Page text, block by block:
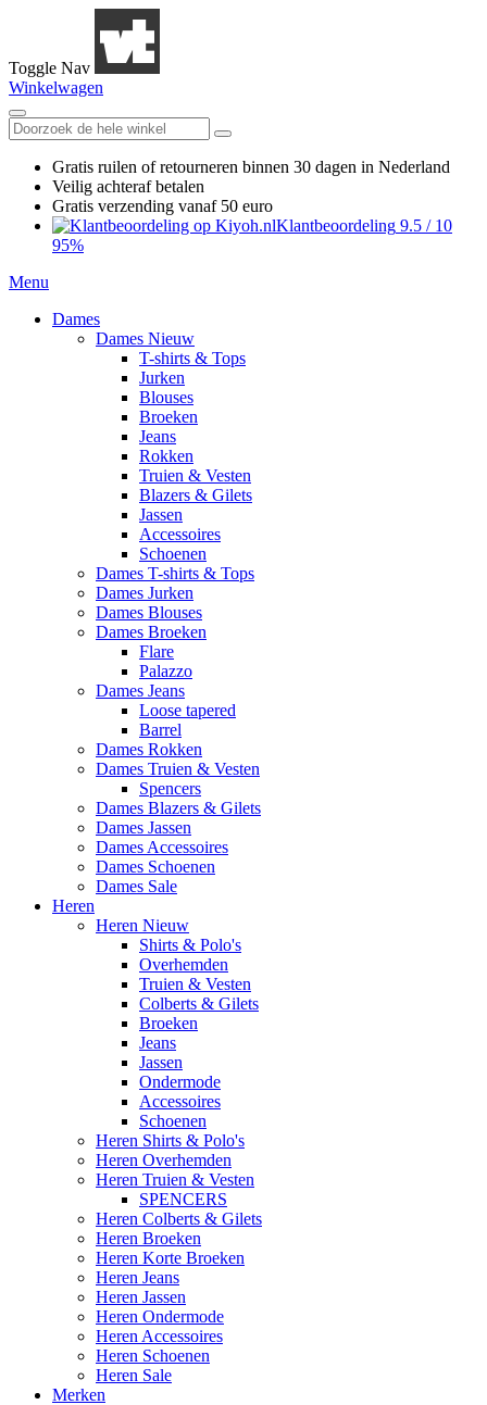
Toggle Nav
Winkelwagen
Gratis ruilen of retourneren binnen 30 dagen in Nederland
Veilig achteraf betalen
Gratis verzending vanaf 50 euro
Klantbeoordeling 9.5 / 10
95%
Menu
Dames
Dames Nieuw
T-shirts & Tops
Jurken
Blouses
Broeken
Jeans
Rokken
Truien & Vesten
Blazers & Gilets
Jassen
Accessoires
Schoenen
Dames T-shirts & Tops
Dames Jurken
Dames Blouses
Dames Broeken
Flare
Palazzo
Dames Jeans
Loose tapered
Barrel
Dames Rokken
Dames Truien & Vesten
Spencers
Dames Blazers & Gilets
Dames Jassen
Dames Accessoires
Dames Schoenen
Dames Sale
Heren
Heren Nieuw
Shirts & Polo's
Overhemden
Truien & Vesten
Colberts & Gilets
Broeken
Jeans
Jassen
Ondermode
Accessoires
Schoenen
Heren Shirts & Polo's
Heren Overhemden
Heren Truien & Vesten
SPENCERS
Heren Colberts & Gilets
Heren Broeken
Heren Korte Broeken
Heren Jeans
Heren Jassen
Heren Ondermode
Heren Accessoires
Heren Schoenen
Heren Sale
Merken